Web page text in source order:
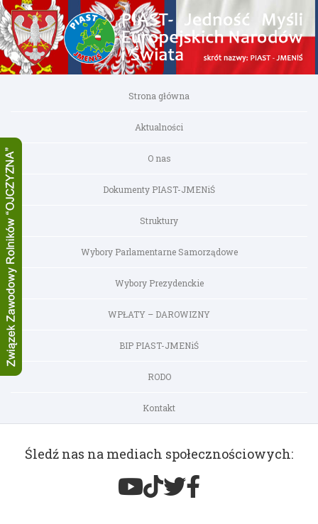
Strona główna
Aktualności
O nas
Dokumenty PIAST-JMENiŚ
Struktury
Wybory Parlamentarne Samorządowe
Wybory Prezydenckie
WPŁATY – DAROWIZNY
BIP PIAST-JMENiŚ
RODO
Kontakt
Śledź nas na mediach społecznościowych: